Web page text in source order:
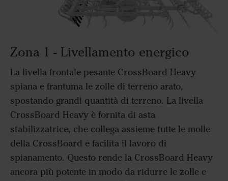
Zona 1 - Livellamento energico
La livella frontale pesante CrossBoard Heavy
spiana e frantuma le zolle di terreno arato,
spostando grandi quantità di terreno. La livella
CrossBoard Heavy è fornita di asta
stabilizzatrice, che collega assieme tutte le molle
della CrossBoard e facilita il lavoro di
spianamento. Questo rende la CrossBoard Heavy
ancora più potente in modo da ridurre le zolle e